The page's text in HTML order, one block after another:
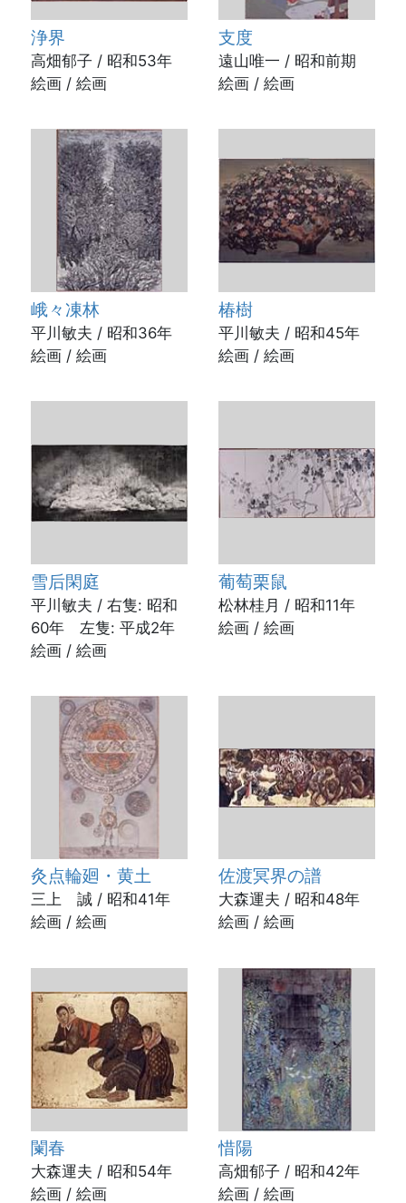
浄界
高畑郁子 / 昭和53年
絵画 / 絵画
支度
遠山唯一 / 昭和前期
絵画 / 絵画
峨々凍林
平川敏夫 / 昭和36年
絵画 / 絵画
椿樹
平川敏夫 / 昭和45年
絵画 / 絵画
雪后閑庭
平川敏夫 / 右隻: 昭和
60年 左隻: 平成2年
絵画 / 絵画
葡萄栗鼠
松林桂月 / 昭和11年
絵画 / 絵画
灸点輪廻・黄土
三上 誠 / 昭和41年
絵画 / 絵画
佐渡冥界の譜
大森運夫 / 昭和48年
絵画 / 絵画
闌春
大森運夫 / 昭和54年
絵画 / 絵画
惜陽
高畑郁子 / 昭和42年
絵画 / 絵画